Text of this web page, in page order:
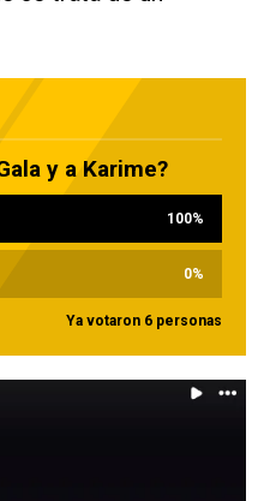
y a Karime?
100%
0%
Ya votaron 6 personas